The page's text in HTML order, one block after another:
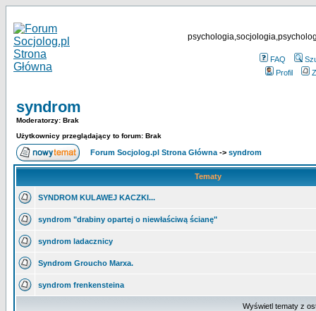
FAQ
Profil
syndrom
Moderatorzy: Brak
Użytkownicy przeglądający to forum: Brak
Forum Socjolog.pl Strona Główna -> syndrom
Tematy
SYNDROM KULAWEJ KACZKI...
syndrom "drabiny opartej o niewłaściwą ścianę"
syndrom ladacznicy
Syndrom Groucho Marxa.
syndrom frenkensteina
Wyświetl tematy z